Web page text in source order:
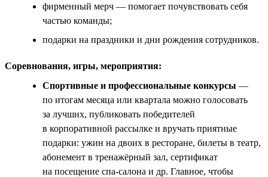
фирменный мерч — помогает почувствовать себя
частью команды;
подарки на праздники и дни рождения сотрудников.
Соревнования, игры, мероприятия:
Спортивные и профессиональные конкурсы —
по итогам месяца или квартала можно голосовать
за лучших, публиковать победителей
в корпоративной рассылке и вручать приятные
подарки: ужин на двоих в ресторане, билеты в театр,
абонемент в тренажёрный зал, сертификат
на посещение спа-салона и др. Главное, чтобы